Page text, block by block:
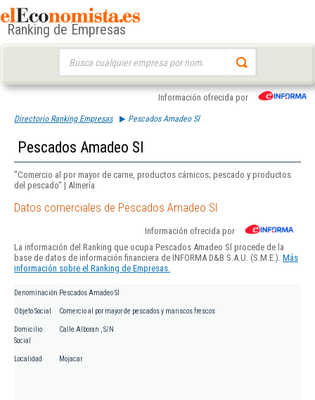
Ranking de Empresas
Información ofrecida por
Directorio Ranking Empresas Pescados Amadeo Sl
Pescados Amadeo Sl
"Comercio al por mayor de carne, productos cárnicos; pescado y productos
del pescado" | Almería
Datos comerciales de Pescados Amadeo Sl
Información ofrecida por
La información del Ranking que ocupa Pescados Amadeo Sl procede de la
base de datos de información financiera de INFORMA D&B S.A.U. (S.M.E.). Más
información sobre el Ranking de Empresas.
Denominación Pescados Amadeo Sl
Objeto Social Comercio al por mayor de pescados y mariscos frescos
Domicilio
Social
Calle Alboran , S/N
Localidad Mojacar